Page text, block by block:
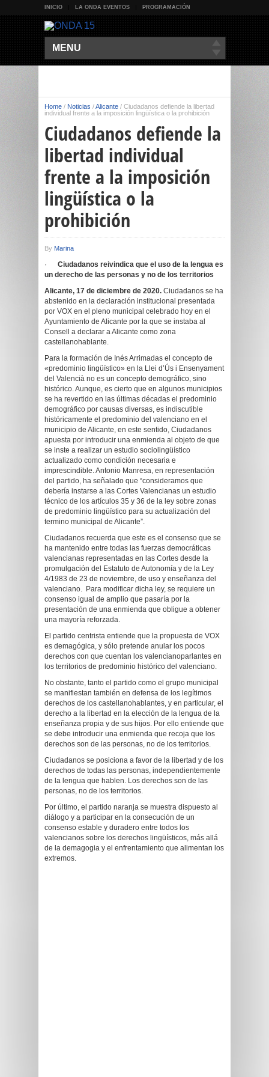
INICIO LA ONDA EVENTOS PROGRAMACIÓN
MENU
Home / Noticias /Alicante / Ciudadanos defiende la libertad
individual frente a la imposición lingüística o la prohibición
Ciudadanos defiende la
libertad individual
frente a la imposición
lingüística o la
prohibición
By Marina
· Ciudadanos reivindica que el uso de la lengua es
un derecho de las personas y no de los territorios
Alicante, 17 de diciembre de 2020. Ciudadanos se ha
abstenido en la declaración institucional presentada
por VOX en el pleno municipal celebrado hoy en el
Ayuntamiento de Alicante por la que se instaba al
Consell a declarar a Alicante como zona
castellanohablante.
Para la formación de Inés Arrimadas el concepto de
«predominio lingüístico» en la Llei d’Ús i Ensenyament
del Valencià no es un concepto demográfico, sino
histórico. Aunque, es cierto que en algunos municipios
se ha revertido en las últimas décadas el predominio
demográfico por causas diversas, es indiscutible
históricamente el predominio del valenciano en el
municipio de Alicante, en este sentido, Ciudadanos
apuesta por introducir una enmienda al objeto de que
se inste a realizar un estudio sociolingüístico
actualizado como condición necesaria e
imprescindible. Antonio Manresa, en representación
del partido, ha señalado que “consideramos que
debería instarse a las Cortes Valencianas un estudio
técnico de los artículos 35 y 36 de la ley sobre zonas
de predominio lingüístico para su actualización del
termino municipal de Alicante”.
Ciudadanos recuerda que este es el consenso que se
ha mantenido entre todas las fuerzas democráticas
valencianas representadas en las Cortes desde la
promulgación del Estatuto de Autonomía y de la Ley
4/1983 de 23 de noviembre, de uso y enseñanza del
valenciano. Para modificar dicha ley, se requiere un
consenso igual de amplio que pasaría por la
presentación de una enmienda que obligue a obtener
una mayoría reforzada.
El partido centrista entiende que la propuesta de VOX
es demagógica, y sólo pretende anular los pocos
derechos con que cuentan los valencianoparlantes en
los territorios de predominio histórico del valenciano.
No obstante, tanto el partido como el grupo municipal
se manifiestan también en defensa de los legítimos
derechos de los castellanohablantes, y en particular, el
derecho a la libertad en la elección de la lengua de la
enseñanza propia y de sus hijos. Por ello entiende que
se debe introducir una enmienda que recoja que los
derechos son de las personas, no de los territorios.
Ciudadanos se posiciona a favor de la libertad y de los
derechos de todas las personas, independientemente
de la lengua que hablen. Los derechos son de las
personas, no de los territorios.
Por último, el partido naranja se muestra dispuesto al
diálogo y a participar en la consecución de un
consenso estable y duradero entre todos los
valencianos sobre los derechos lingüísticos, más allá
de la demagogia y el enfrentamiento que alimentan los
extremos.